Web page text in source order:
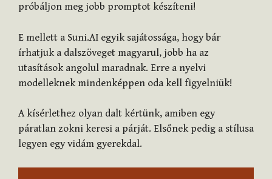
próbáljon meg jobb promptot készíteni!
E mellett a Suni.AI egyik sajátossága, hogy bár
írhatjuk a dalszöveget magyarul, jobb ha az
utasítások angolul maradnak. Erre a nyelvi
modelleknek mindenképpen oda kell figyelniük!
A kísérlethez olyan dalt kértünk, amiben egy
páratlan zokni keresi a párját. Elsőnek pedig a stílusa
legyen egy vidám gyerekdal.